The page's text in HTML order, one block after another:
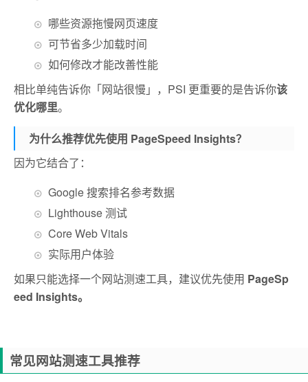
哪些资源拖慢网页速度
可节省多少加载时间
如何修改才能改善性能
相比单纯告诉你「网站很慢」，PSI 更重要的是告诉你该
优化哪里。
为什么推荐优先使用 PageSpeed Insights？
因为它结合了：
Google 搜索排名参考数据
Lighthouse 测试
Core Web Vitals
实际用户体验
如果只能选择一个网站测速工具，建议优先使用 PageSp
eed Insights。
常见网站测速工具推荐